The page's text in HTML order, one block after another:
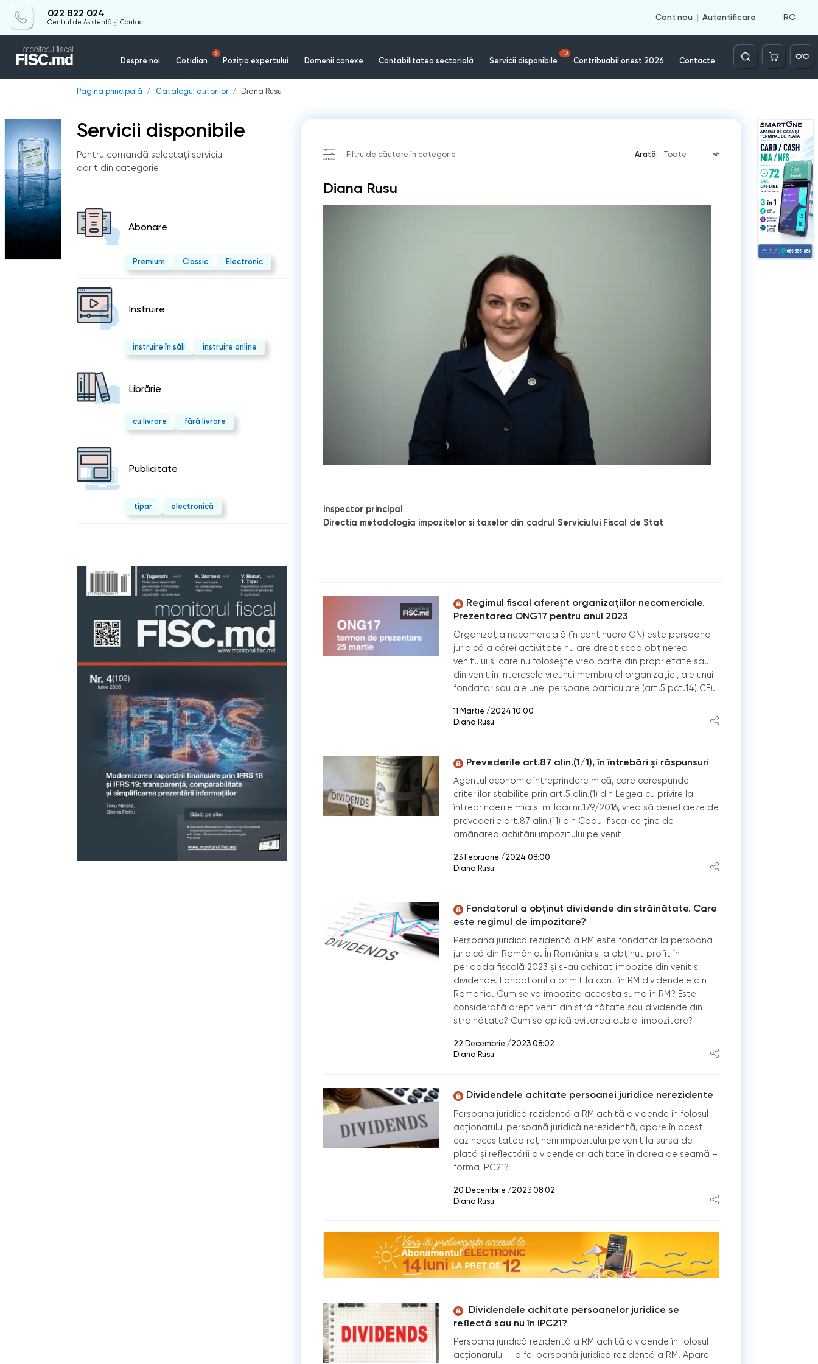
022 822 024
Centrul de Asistență și Contact
Cont nou Autentificare RO
Despre noi Cotidian
5
Poziția expertului Domenii conexe Contabilitatea sectorială Servicii disponibile
10
Contribuabil onest 2026 Contacte
Căutare
Pagina principală Catalogul autorilor Diana Rusu
Servicii disponibile
Pentru comandă selectați serviciul
dorit din categorie
Abonare
Premium Classic Electronic
Instruire
instruire în săli instruire online
Librărie
cu livrare fără livrare
Publicitate
tipar electronică
Filtru de căutare în categorie Arată:
Diana Rusu
inspector principal
Directia metodologia impozitelor si taxelor din cadrul Serviciului Fiscal de Stat
Regimul fiscal aferent organizaţiilor necomerciale.
Prezentarea ONG17 pentru anul 2023
Organizația necomercială (în continuare ON) este persoana
juridică a cărei activitate nu are drept scop obținerea
venitului şi care nu folosește vreo parte din proprietate sau
din venit în interesele vreunui membru al organizației, ale unui
fondator sau ale unei persoane particulare (art.5 pct.14) CF).
11 Martie /2024 10:00
Diana Rusu
Prevederile art.87 alin.(1/1), în întrebări și răspunsuri
Agentul economic întreprindere mică, care corespunde
criteriilor stabilite prin art.5 alin.(1) din Legea cu privire la
întreprinderile mici şi mijlocii nr.179/2016, vrea să beneficieze de
prevederile art.87 alin.(11) din Codul fiscal ce ține de
amânarea achitării impozitului pe venit
23 Februarie /2024 08:00
Diana Rusu
Fondatorul a obținut dividende din străinătate. Care
este regimul de impozitare?
Persoana juridica rezidentă a RM este fondator la persoana
juridică din România. În România s-a obţinut profit în
perioada fiscală 2023 și s-au achitat impozite din venit și
dividende. Fondatorul a primit la cont în RM dividendele din
Romania. Cum se va impozita aceasta suma în RM? Este
considerată drept venit din străinătate sau dividende din
străinătate? Cum se aplică evitarea dublei impozitare?
22 Decembrie /2023 08:02
Diana Rusu
Dividendele achitate persoanei juridice nerezidente
Persoana juridică rezidentă a RM achită dividende în folosul
acționarului persoană juridică nerezidentă, apare în acest
caz necesitatea reținerii impozitului pe venit la sursa de
plată și reflectării dividendelor achitate în darea de seamă –
forma IPC21?
20 Decembrie /2023 08:02
Diana Rusu
Dividendele achitate persoanelor juridice se
reflectă sau nu în IPC21?
Persoana juridică rezidentă a RM achită dividende în folosul
acționarului - la fel persoană juridică rezidentă a RM. Apare